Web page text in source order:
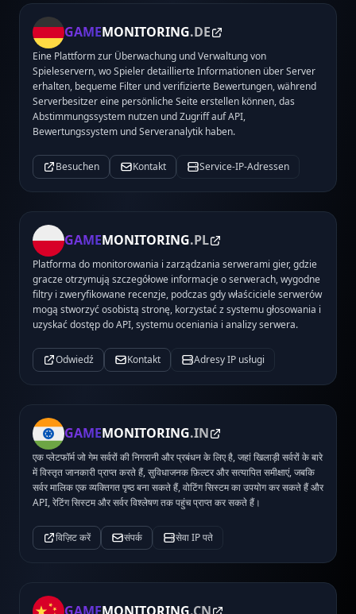
GAMEMONITORING.DE
Eine Plattform zur Überwachung und Verwaltung von
Spieleservern, wo Spieler detaillierte Informationen über Server
erhalten, bequeme Filter und verifizierte Bewertungen, während
Serverbesitzer eine persönliche Seite erstellen können, das
Abstimmungssystem nutzen und Zugriff auf API,
Bewertungssystem und Serveranalytik haben.
Besuchen Kontakt Service-IP-Adressen
GAMEMONITORING.PL
Platforma do monitorowania i zarządzania serwerami gier, gdzie
gracze otrzymują szczegółowe informacje o serwerach, wygodne
filtry i zweryfikowane recenzje, podczas gdy właściciele serwerów
mogą stworzyć osobistą stronę, korzystać z systemu głosowania i
uzyskać dostęp do API, systemu oceniania i analizy serwera.
Odwiedź Kontakt Adresy IP usługi
GAMEMONITORING.IN
एक प्लेटफॉर्म जो गेम सर्वरों की निगरानी और प्रबंधन के लिए है, जहां खिलाड़ी सर्वरों के बारे
में विस्तृत जानकारी प्राप्त करते हैं, सुविधाजनक फ़िल्टर और सत्यापित समीक्षाएं, जबकि
सर्वर मालिक एक व्यक्तिगत पृष्ठ बना सकते हैं, वोटिंग सिस्टम का उपयोग कर सकते हैं और
API, रेटिंग सिस्टम और सर्वर विश्लेषण तक पहुंच प्राप्त कर सकते हैं।
विज़िट करें संपर्क सेवा IP पते